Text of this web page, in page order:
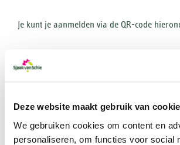
Deze website maakt gebruik van
We gebruiken cookies om content en
personaliseren, om functies voor social
Je kunt je aanmelden via de QR-code